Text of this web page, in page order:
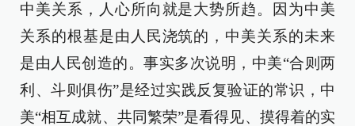
中美关系，人心所向就是大势所趋。因为中美
关系的根基是由人民浇筑的，中美关系的未来
是由人民创造的。事实多次说明，中美“合则两
利、斗则俱伤”是经过实践反复验证的常识，中
美“相互成就、共同繁荣”是看得见、摸得着的实